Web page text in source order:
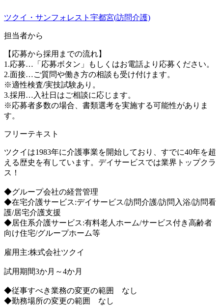
ツクイ・サンフォレスト宇都宮(訪問介護)
担当者から
【応募から採用までの流れ】
1.応募…「応募ボタン」もしくはお電話より応募ください。
2.面接…ご質問や働き方の相談も受け付けます。
※適性検査/実技試験あり。
3.採用…入社日はご相談に応じます。
※応募者多数の場合、書類選考を実施する可能性がありま
す。
フリーテキスト
ツクイは1983年に介護事業を開始しており、すでに40年を超
える歴史を有しています。デイサービスでは業界トップクラ
ス！
◆グループ会社の経営管理
◆在宅介護サービス:デイサービス/訪問介護/訪問入浴/訪問看
護/居宅介護支援
◆居住系介護サービス:有料老人ホーム/サービス付き高齢者
向け住宅/グループホーム等
雇用主:株式会社ツクイ
試用期間3か月～4か月
◆従事すべき業務の変更の範囲 なし
◆勤務場所の変更の範囲 なし